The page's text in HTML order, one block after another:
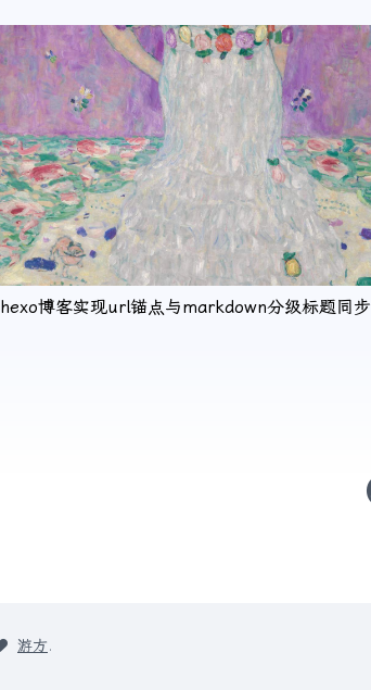
hexo博客实现url锚点与markdown分级标题同步
游方.